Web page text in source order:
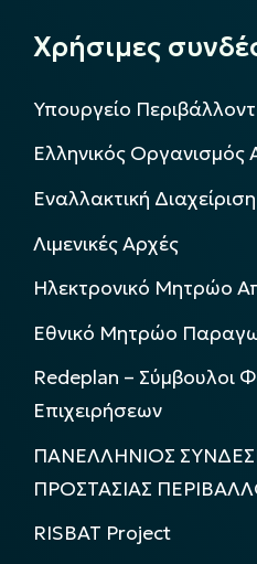
Χρήσιμες
Υπουργείο
Ελληνικός
Εναλλακτική
Λιμενικές Αρχές
Ηλεκτρονικό Μητρώο
Εθνικό Μητρώο
Redeplan – Σύμβουλοι
Επιχειρήσεων
ΠΑΝΕΛΛΗΝΙΟΣ
ΠΡΟΣΤΑΣΙΑΣ
RISBAT Project